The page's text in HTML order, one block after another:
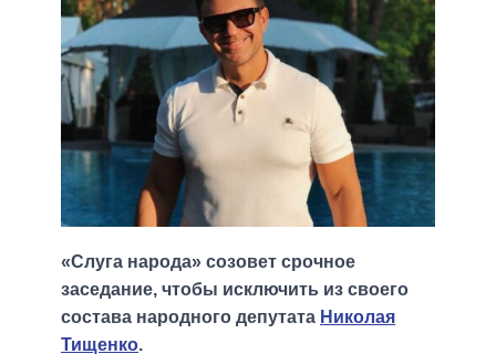
«Слуга народа» созовет срочное
заседание, чтобы исключить из своего
состава народного депутата Николая
Тищенко.